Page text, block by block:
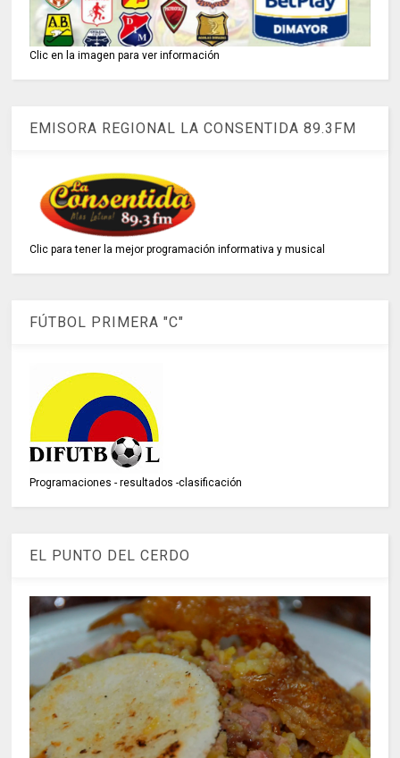
Clic en la imagen para ver información
EMISORA REGIONAL LA CONSENTIDA 89.3FM
Clic para tener la mejor programación informativa y musical
FÚTBOL PRIMERA "C"
Programaciones - resultados -clasificación
EL PUNTO DEL CERDO